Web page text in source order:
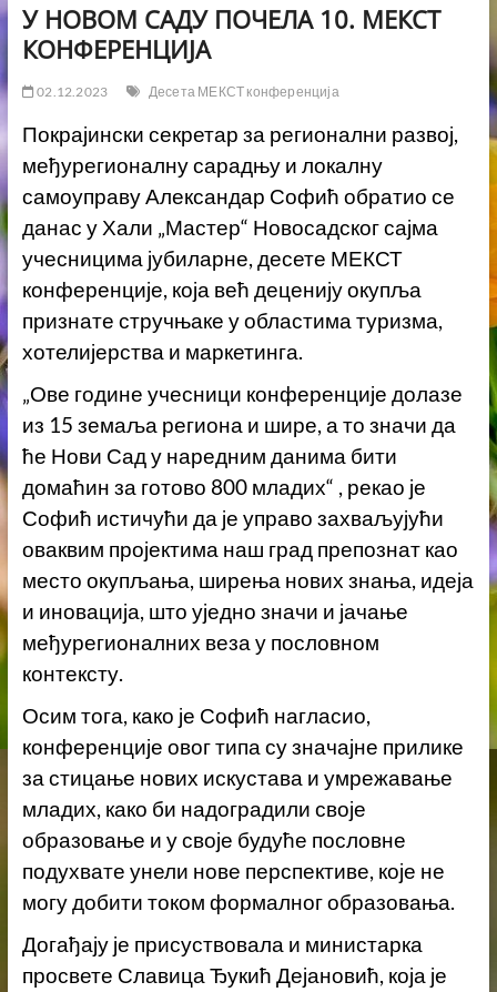
У НОВОМ САДУ ПОЧЕЛА 10. МЕКСТ
КОНФEРЕНЦИЈА
02.12.2023 Десета МЕКСТ конференција
Покрајински секретар за регионални развој,
међурегионалну сарадњу и локалну
самоуправу Александар Софић обратио се
данас у Хали „Мастер“ Новосадског сајма
учесницима јубиларне, десете МЕКСТ
конференције, која већ деценију окупља
признате стручњаке у областима туризма,
хотелијерства и маркетинга.
„Ове године учесници конференције долазе
из 15 земаља региона и шире, а то значи да
ће Нови Сад у наредним данима бити
домаћин за готово 800 младих“ , рекао је
Софић истичући да је управо захваљујући
оваквим пројектима наш град препознат као
место окупљања, ширења нових знања, идеја
и иновација, што уједно значи и јачање
међурегионалних веза у пословном
контексту.
Осим тога, како је Софић нагласио,
конференције овог типа су значајне прилике
за стицање нових искустава и умрежавање
младих, како би надоградили своје
образовање и у своје будуће пословне
подухвате унели нове перспективе, које не
могу добити током формалног образовања.
Догађају је присуствовала и министарка
просвете Славица Ђукић Дејановић, која је